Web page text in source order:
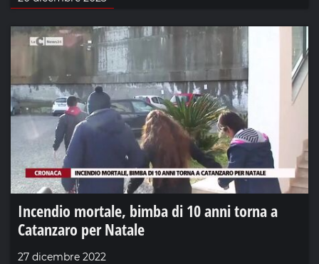
Incendio mortale, bimba di 10 anni torna a
Catanzaro per Natale
27 dicembre 2022